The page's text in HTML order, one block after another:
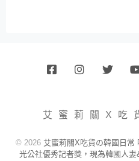
艾蜜莉關X吃
© 2026 艾蜜莉關X吃貨の韓國日常
光公社優秀記者獎，現為韓國人